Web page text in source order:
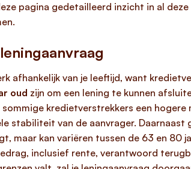
pagina gedetailleerd inzicht in al
afhankelijk van je leeftijd, want
oud zijn om een lening te kunnen
kredietverstrekkers een
stabiliteit van de aanvrager. Daarnaast
maar kan variëren tussen de 63 en 80
inclusief rente, verantwoord